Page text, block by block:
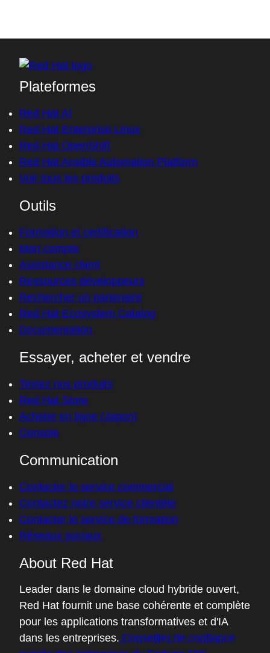
Plateformes
Red Hat AI
Red Hat Enterprise Linux
Red Hat OpenShift
Red Hat Ansible Automation Platform
Voir tous les produits
Outils
Formation et certification
Mon compte
Assistance client
Ressources développeurs
Rechercher un partenaire
Red Hat Ecosystem Catalog
Documentation
Essayer, acheter et vendre
Testez nos produits
Red Hat Store
Acheter en ligne (Japon)
Console
Communication
Contacter le service commercial
Contactez notre service clientèle
Contacter le service de formation
Réseaux sociaux
About Red Hat
Leader dans le domaine cloud hybride ouvert,
Red Hat fournit une base cohérente et complète
pour les applications transformatives et d'IA
dans les entreprises. Conseiller de confiance